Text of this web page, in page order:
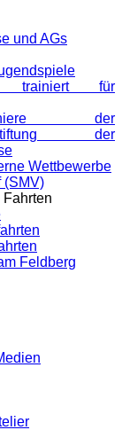
und AGs
trainiert für
der
der
Wettbewerbe
(SMV)
Fahrten
Feldberg